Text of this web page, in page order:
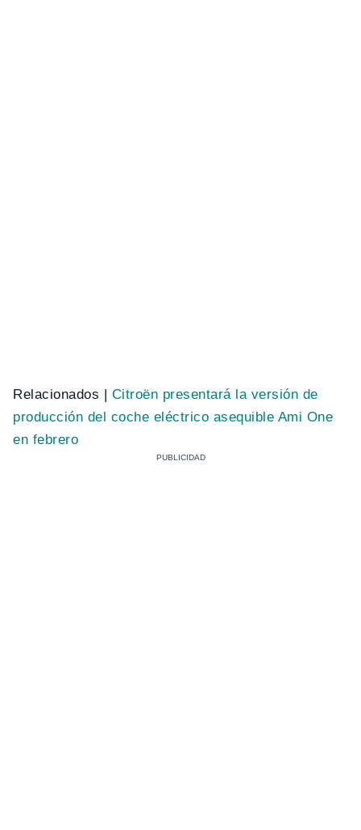
Relacionados | Citroën presentará la versión de
producción del coche eléctrico asequible Ami One
en febrero